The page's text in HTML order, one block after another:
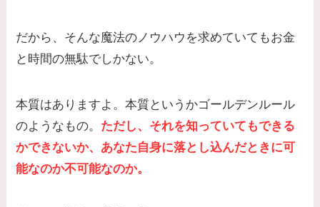
だから、 そんな魔法のノウハウを求めていてもお金
と時間の無駄でしかない。
本質はありますよ。本質というかゴールデンルール
のようなもの。 ただし、それを知っていてもできる
かできないか、あなた自身に落とし込んだときに可
能なのか不可能なのか。